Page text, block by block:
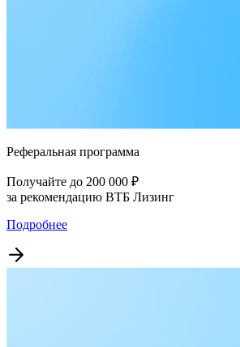
Реферальная программа
Получайте до 200 000 ₽
за рекомендацию ВТБ Лизинг
Подробнее